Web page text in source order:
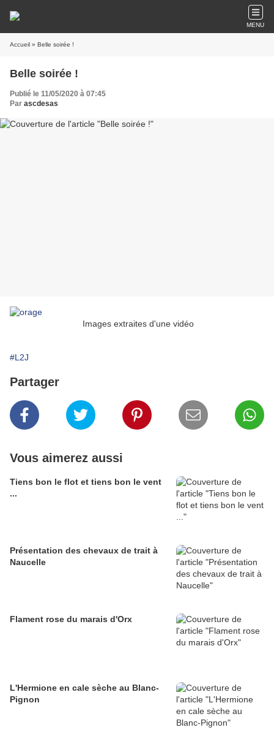
MENU
Accueil » Belle soirée !
Belle soirée !
Publié le 11/05/2020 à 07:45
Par ascdesas
Images extraites d'une vidéo
#L2J
Partager
Vous aimerez aussi
Tiens bon le flot et tiens bon le vent
...
Présentation des chevaux de trait à
Naucelle
Flament rose du marais d'Orx
L'Hermione en cale sèche au Blanc-
Pignon